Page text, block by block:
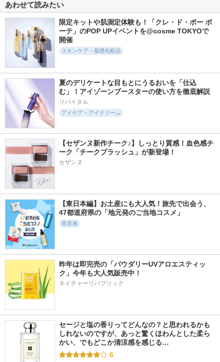
5.5
2038件
ラッシュアディクト
アイラッシュ コン
ラム アドバンス
soaddicted
5.6
2110件
アテニア
Recipe（レシピ）
5.6
1761件
インテンシブリフテ
ンションマスク
d'Alba(ダルバ)
6.0
434件
5.7
Fru:C ビタミンドロ
Fru:C
ホワイトトリュフナ
リシングトリートメ
ントマスク
PDRN ヒアルロン酸
あわせて読みたい
限定キットや肌測定体験も！「クレ・ド・ポー ボ
ーテ」のPOP UPイベントを@cosme TOKYOで
開催
スキンケア・基礎化粧品
夏のデリケートな目もとにうるおいを「仕込
む」！アイゾーンブースターの使い方を徹底解説
リバイタル
アイケア・アイクリーム
【セザンヌ新作チーク♪】しっとり質感！血色感チ
ーク「チークブラッシュ」が新登場！
セザンヌ
【東日本編】お土産にも大人気！旅先で出会う、
47都道府県の「地元発のご当地コスメ」
美容液
昨年は即完売の「パウダリーUVアロエスティッ
ク」今年も大人気販売中！
ネイチャーリパブリック
セージと塩の香りってどんなの？と思われるかも
しれないのですが、あっと驚くほわんとした柔ら
かい、でもどこか清涼感を感じる…
6